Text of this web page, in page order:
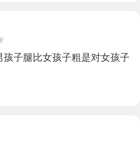
子腿比女孩子粗是对女孩子